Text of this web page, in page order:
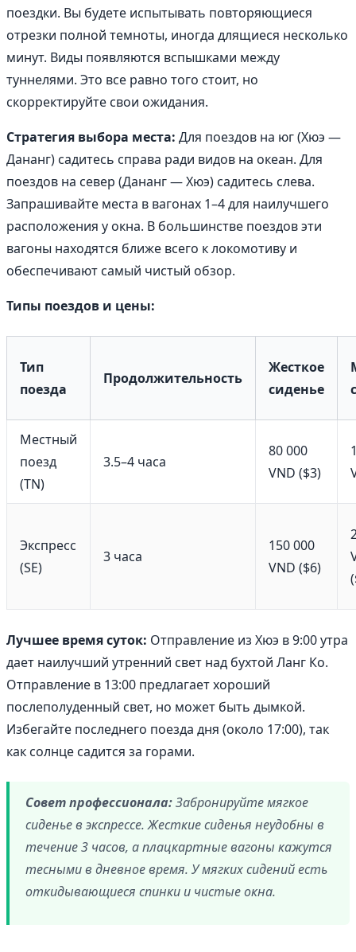
поездки. Вы будете испытывать повторяющиеся
отрезки полной темноты, иногда длящиеся несколько
минут. Виды появляются вспышками между
туннелями. Это все равно того стоит, но
скорректируйте свои ожидания.
Стратегия выбора места: Для поездов на юг (Хюэ —
Дананг) садитесь справа ради видов на океан. Для
поездов на север (Дананг — Хюэ) садитесь слева.
Запрашивайте места в вагонах 1–4 для наилучшего
расположения у окна. В большинстве поездов эти
вагоны находятся ближе всего к локомотиву и
обеспечивают самый чистый обзор.
Типы поездов и цены:
Тип
поезда
Продолжительность
Жесткое
сиденье
Местный
поезд
(TN)
3.5–4 часа
80 000
VND ($3)
Экспресс
(SE)
3 часа
150 000
VND ($6)
Лучшее время суток: Отправление из Хюэ в 9:00 утра
дает наилучший утренний свет над бухтой Ланг Ко.
Отправление в 13:00 предлагает хороший
послеполуденный свет, но может быть дымкой.
Избегайте последнего поезда дня (около 17:00), так
как солнце садится за горами.
Совет профессионала:Забронируйте мягкое
сиденье в экспрессе. Жесткие сиденья неудобны в
течение 3 часов, а плацкартные вагоны кажутся
тесными в дневное время. У мягких сидений есть
откидывающиеся спинки и чистые окна.